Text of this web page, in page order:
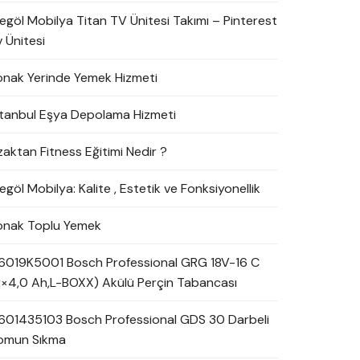
Mobilya Titan TV Ünitesi Takımı – Pinterest
Ünitesi
Yerinde Yemek Hizmeti
Eşya Depolama Hizmeti
Fitness Eğitimi Nedir ?
Mobilya: Kalite , Estetik ve Fonksiyonellik
Toplu Yemek
Bosch Professional GRG 18V-16 C
Ah,L-BOXX) Akülü Perçin Tabancası
Bosch Professional GDS 30 Darbeli
Sıkma